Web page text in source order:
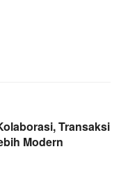
Transaksi
Modern